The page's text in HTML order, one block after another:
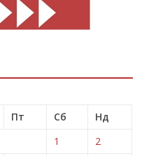
Пт Сб
Нд
1
2